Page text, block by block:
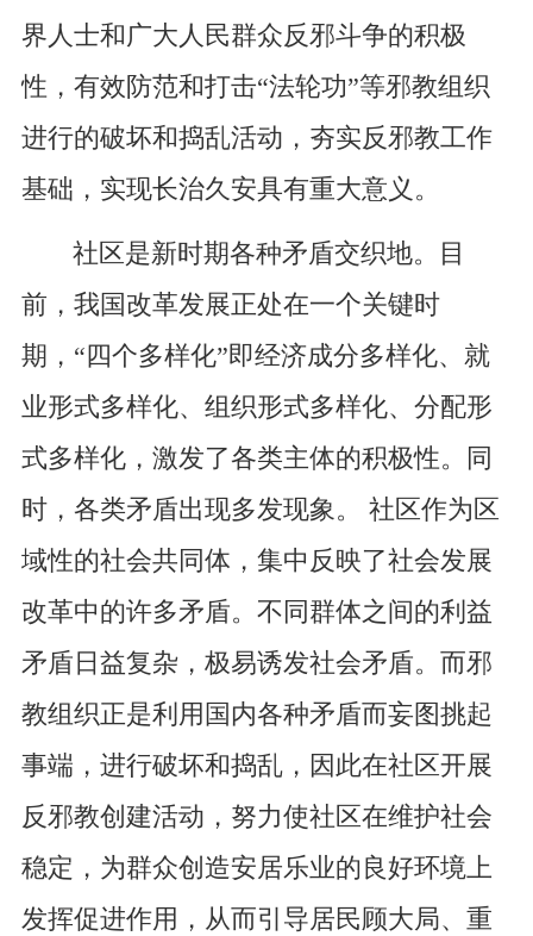
界人士和广大人民群众反邪斗争的积极
性，有效防范和打击“法轮功”等邪教组织
进行的破坏和捣乱活动，夯实反邪教工作
基础，实现长治久安具有重大意义。
社区是新时期各种矛盾交织地。目
前，我国改革发展正处在一个关键时
期，“四个多样化”即经济成分多样化、就
业形式多样化、组织形式多样化、分配形
式多样化，激发了各类主体的积极性。同
时，各类矛盾出现多发现象。 社区作为区
域性的社会共同体，集中反映了社会发展
改革中的许多矛盾。不同群体之间的利益
矛盾日益复杂，极易诱发社会矛盾。而邪
教组织正是利用国内各种矛盾而妄图挑起
事端，进行破坏和捣乱，因此在社区开展
反邪教创建活动，努力使社区在维护社会
稳定，为群众创造安居乐业的良好环境上
发挥促进作用，从而引导居民顾大局、重